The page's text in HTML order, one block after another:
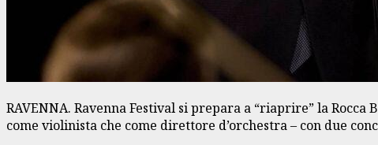
RAVENNA. Ravenna Festival si prepara a “riaprire” la
come violinista che come direttore d’orchestra – con due